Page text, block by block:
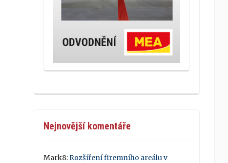
Nejnovější komentáře
Mark8:Rozšíření firemního areálu v